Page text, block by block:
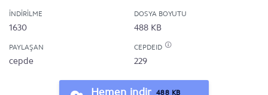
İNDIRILME
1630
DOSYA BOYUTU
488 KB
PAYLAŞAN
cepde
CEPDEID
229
Hemen indir 488 KB